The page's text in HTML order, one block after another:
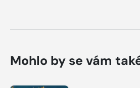
Mohlo by se vám